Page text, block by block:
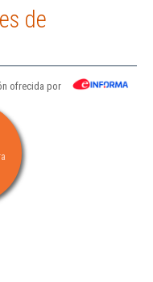
de
ofrecida por